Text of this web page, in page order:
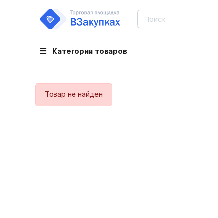
Категории товаров
Товар не найден